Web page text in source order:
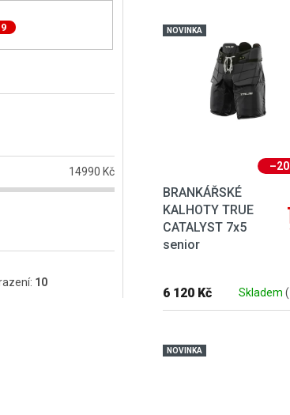
9
14990 Kč
10
Výpis produktů
NOVINKA
–20
BRANKÁŘSKÉ
KALHOTY TRUE
CATALYST 7x5
senior
Skladem
6 120 Kč
NOVINKA